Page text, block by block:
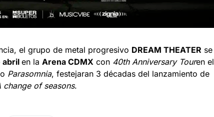
el grupo de metal progresivo DREAM THEATER se
abril en la Arena CDMX con 40th Anniversary Touren el
Parasomnia, festejaran 3 décadas del lanzamiento de
change of seasons.